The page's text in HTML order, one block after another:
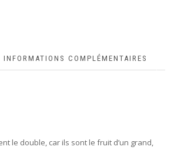
INFORMATIONS COMPLÉMENTAIRES
le double, car ils sont le fruit d’un grand,